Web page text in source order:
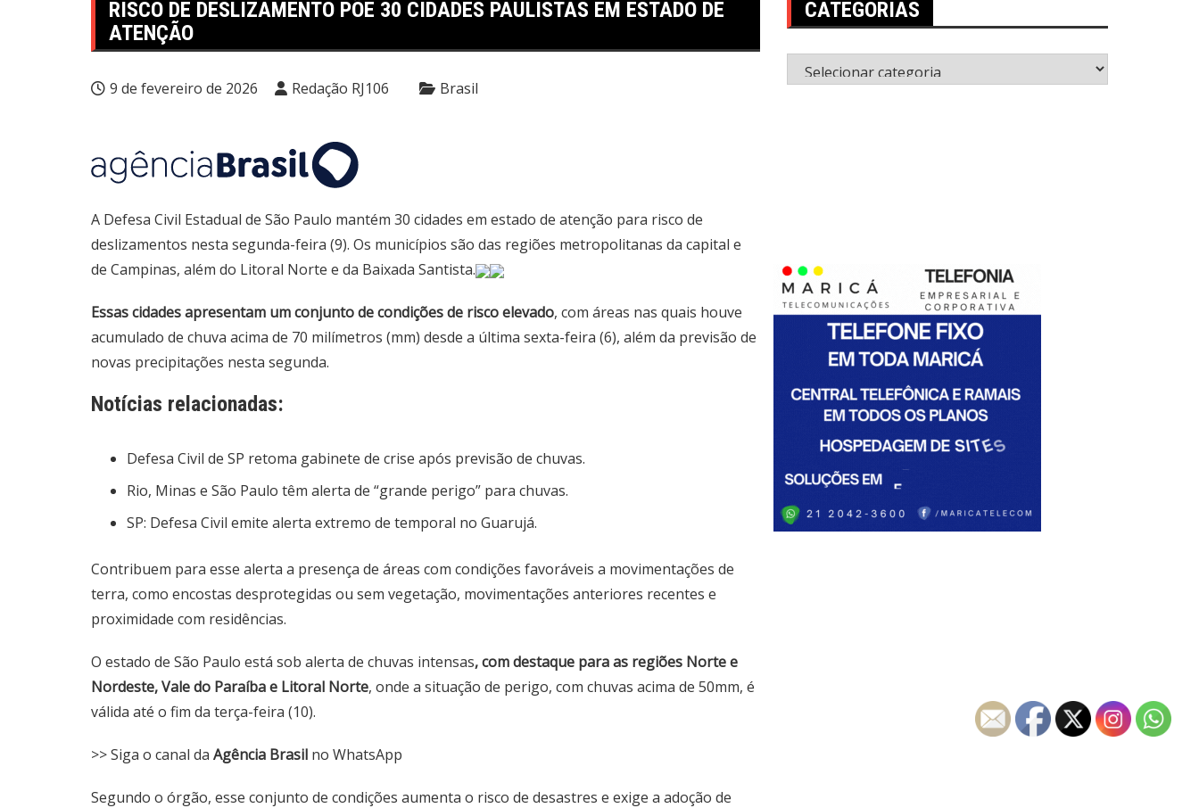
RISCO DE DESLIZAMENTO PÕE 30 CIDADES PAULISTAS EM ESTADO DE
ATENÇÃO
9 de fevereiro de 2026 Redação RJ106 Brasil
A Defesa Civil Estadual de São Paulo mantém 30 cidades em estado de atenção para risco de
deslizamentos nesta segunda-feira (9). Os municípios são das regiões metropolitanas da capital e
de Campinas, além do Litoral Norte e da Baixada Santista.
Essas cidades apresentam um conjunto de condições de risco elevado, com áreas nas quais houve
acumulado de chuva acima de 70 milímetros (mm) desde a última sexta-feira (6), além da previsão de
novas precipitações nesta segunda.
Notícias relacionadas:
Defesa Civil de SP retoma gabinete de crise após previsão de chuvas.
Rio, Minas e São Paulo têm alerta de “grande perigo” para chuvas.
SP: Defesa Civil emite alerta extremo de temporal no Guarujá.
Contribuem para esse alerta a presença de áreas com condições favoráveis a movimentações de
terra, como encostas desprotegidas ou sem vegetação, movimentações anteriores recentes e
proximidade com residências.
O estado de São Paulo está sob alerta de chuvas intensas, com destaque para as regiões Norte e
Nordeste, Vale do Paraíba e Litoral Norte, onde a situação de perigo, com chuvas acima de 50mm, é
válida até o fim da terça-feira (10).
>> Siga o canal da Agência Brasil no WhatsApp
Segundo o órgão, esse conjunto de condições aumenta o risco de desastres e exige a adoção de
CATEGORIAS
Categorias